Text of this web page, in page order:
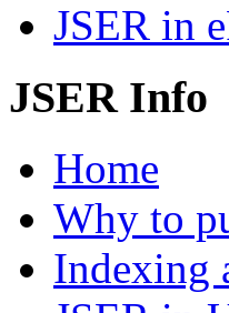
JSER in
JSER Info
Home
Why to
Indexing